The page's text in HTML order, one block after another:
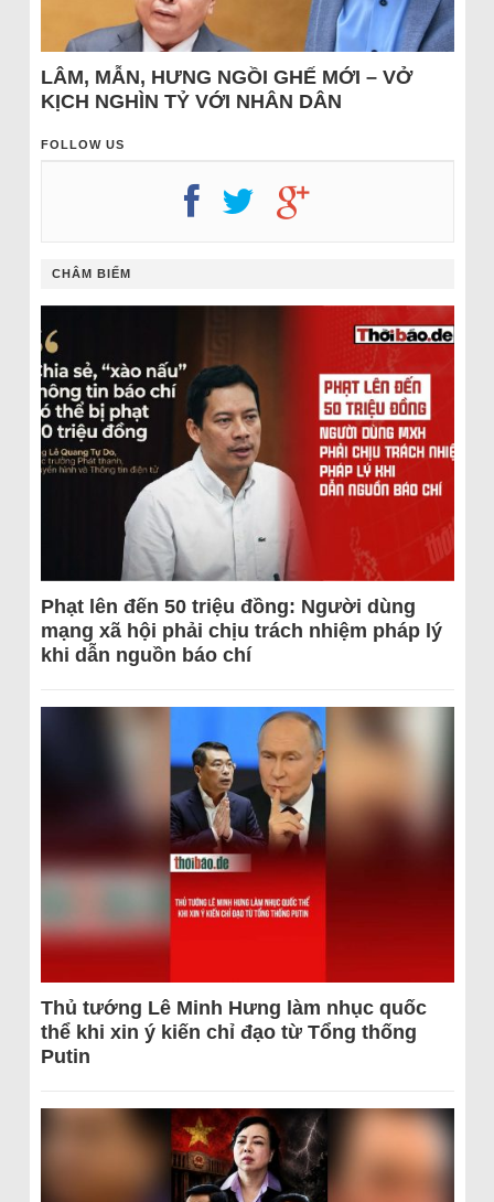
LÂM, MẪN, HƯNG NGỒI GHẾ MỚI – VỞ
KỊCH NGHÌN TỶ VỚI NHÂN DÂN
FOLLOW US
CHÂM BIẾM
Phạt lên đến 50 triệu đồng: Người dùng
mạng xã hội phải chịu trách nhiệm pháp lý
khi dẫn nguồn báo chí
Thủ tướng Lê Minh Hưng làm nhục quốc
thể khi xin ý kiến chỉ đạo từ Tổng thống
Putin